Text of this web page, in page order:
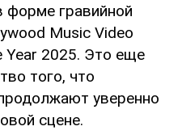
форме гравийной
Music Video
Year 2025. Это еще
того, что
уверенно
сцене.